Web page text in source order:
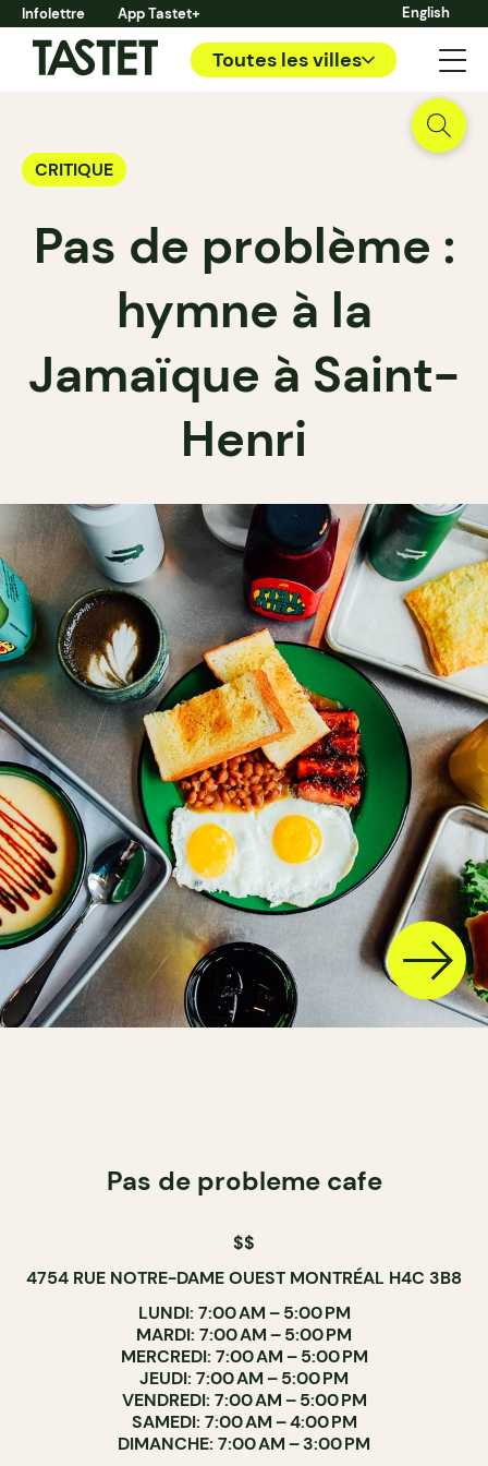
Infolettre App Tastet+ English
Toutes les villes
CRITIQUE
Pas de problème :
hymne à la
Jamaïque à Saint-
Henri
Pas de probleme cafe
$$
4754 RUE NOTRE-DAME OUEST MONTRÉAL H4C 3B8
LUNDI: 7:00 AM – 5:00 PM
MARDI: 7:00 AM – 5:00 PM
MERCREDI: 7:00 AM – 5:00 PM
JEUDI: 7:00 AM – 5:00 PM
VENDREDI: 7:00 AM – 5:00 PM
SAMEDI: 7:00 AM – 4:00 PM
DIMANCHE: 7:00 AM – 3:00 PM